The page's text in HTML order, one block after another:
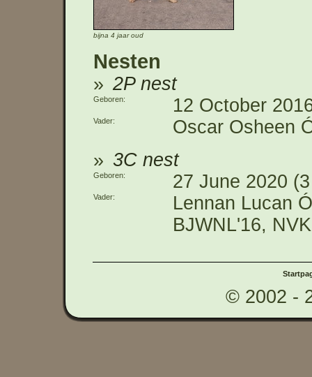
bijna 4 jaar oud
Nesten
2P nest
Geboren 12 October
Vader
Oscar Osheen
3C nest
Geboren 27 June 2020
Vader
Lennan Lucan
BJWNL'16,
© 2002 -